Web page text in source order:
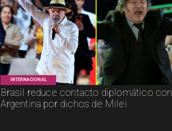
INTERNACIONAL
Brasil reduce contacto diplomático con
Argentina por dichos de Milei